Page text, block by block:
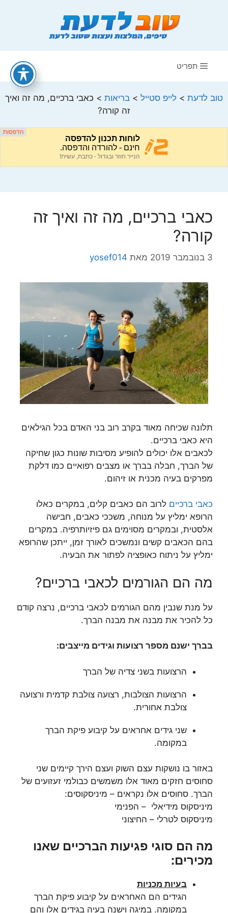
תפריט
טוב לדעת > לייפ סטייל > בריאות > כאבי ברכיים, מה זה ואיך
זה קורה?
כאבי ברכיים, מה זה ואיך זה
קורה?
3 בנובמבר 2019 מאת yosef014
תלונה שכיחה מאוד בקרב רוב בני האדם בכל הגילאים
היא כאבי ברכיים.
לכאבים אלו יכולים להופיע מסיבות שונות כגון שחיקה
של הברך, חבלה בברך או מצבים רפואיים כמו דלקת
מפרקים בעיה מכנית או זיהום.
כאבי ברכיים לרוב הם כאבים קלים, במקרים כאלו
הרופא ימליץ על מנוחה, משככי כאבים, חבישה
אלסטית, ובמקרים מסוימים גם פיזיותרפיה. במקרים
בהם הכאבים קשים ונמשכים לאורך זמן, ייתכן שהרופא
ימליץ על ניתוח כאופציה לפתור את הבעיה.
מה הם הגורמים לכאבי ברכיים?
על מנת שנבין מהם הגורמים לכאבי ברכיים, נרצה קודם
כל להכיר את מבנה את מבנה הברך.
בברך ישנם מספר רצועות וגידים מייצבים:
הרצועות בשני צדיה של הברך
הרצועות הצולבות, רצועה צולבת קדמית ורצועה
צולבת אחורית.
שני גידים אחראים על קיבוע פיקת הברך
במקומה.
באזור בו נושקות עצם השוק ועצם הירך קיימים שני
סחוסים חזקים מאוד אלו משמשים כבולמי זעזועים של
הברך. סחוסים אלו נקראים – מיניסקוסים:
מיניסקוס מידיאלי – הפנימי
מיניסקוס לטרלי – החיצוני
מה הם סוגי פגיעות הברכיים שאנו
מכירים:
בעיות מכניות
הגידים הם האחראים על קיבוע פיקת הברך
במקומה. במיגה וישנה בעיה בגידים אלו והם